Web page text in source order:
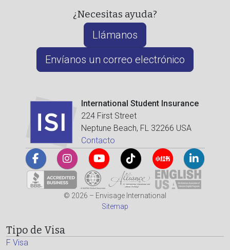
¿Necesitas ayuda?
Llámanos
Envíanos un correo electrónico
International Student Insurance
224 First Street
Neptune Beach, FL 32266 USA
Contacto
© 2026 – Envisage International
Sitemap
Tipo de Visa
F Visa